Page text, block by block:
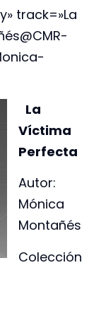
track=»La
La
Víctima
Perfecta
Autor:
Mónica
Montañés
Colección